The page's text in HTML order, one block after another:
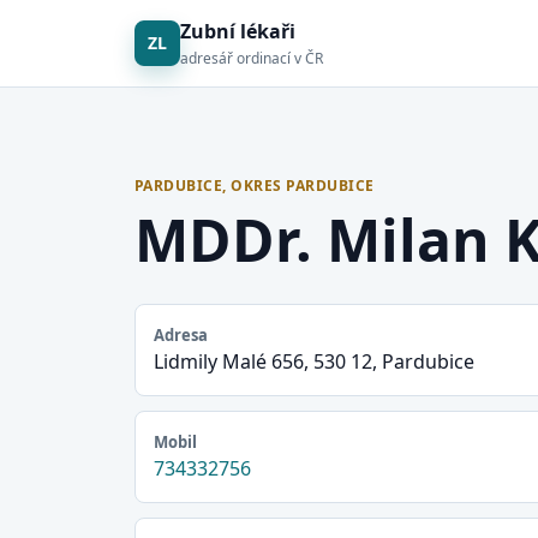
ZL Zubní lékaři
adresář ordinací v ČR
PARDUBICE, OKRES PARDUBICE
MDDr. Milan
Adresa
Lidmily Malé 656, 530 12, Pardubice
Mobil
734332756